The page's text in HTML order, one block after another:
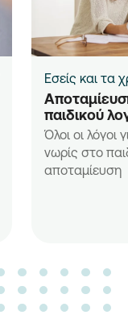
Εσείς και τα
παιδικού
Όλοι οι λόγοι
νωρίς στο
αποταμίευση